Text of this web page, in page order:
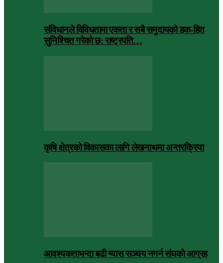
संविधानले विविधतामा एकता र सबै समुदायको हक-हित
सुनिश्चित गरेको छ: राष्ट्रपति…
कृषि क्षेत्रको विकासका लागि लेखनाथमा अन्तरक्रिया
आवश्यकताभन्दा बढी ग्यास सञ्चय नगर्न संघकाे आग्रह